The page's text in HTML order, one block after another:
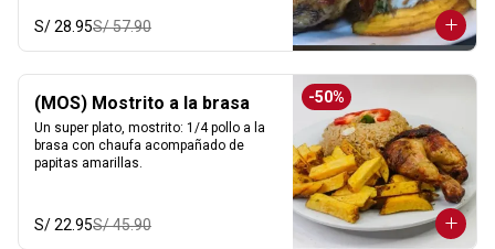
S/ 28.95S/ 57.90
-50%
(MOS) Mostrito a la brasa
Un super plato, mostrito: 1/4 pollo a la
brasa con chaufa acompañado de
papitas amarillas.
S/ 22.95S/ 45.90